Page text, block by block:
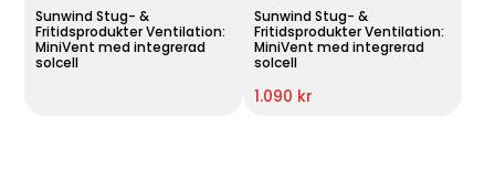
Sunwind Stug- &
Fritidsprodukter Ventilation:
MiniVent med integrerad
solcell
Sunwind Stug- &
Fritidsprodukter Ventilation:
MiniVent med integrerad
solcell
1.090 kr